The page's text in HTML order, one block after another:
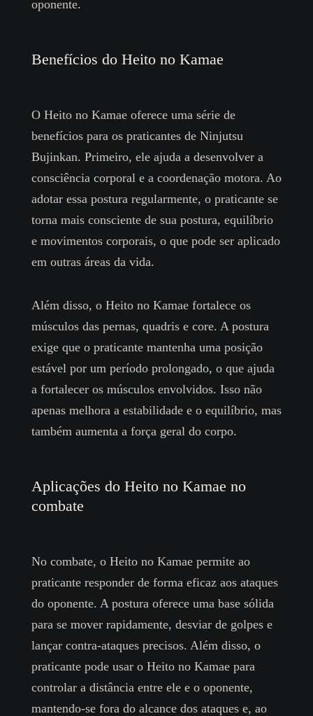
oponente.
Benefícios do Heito no Kamae
O Heito no Kamae oferece uma série de
benefícios para os praticantes de Ninjutsu
Bujinkan. Primeiro, ele ajuda a desenvolver a
consciência corporal e a coordenação motora. Ao
adotar essa postura regularmente, o praticante se
torna mais consciente de sua postura, equilíbrio
e movimentos corporais, o que pode ser aplicado
em outras áreas da vida.
Além disso, o Heito no Kamae fortalece os
músculos das pernas, quadris e core. A postura
exige que o praticante mantenha uma posição
estável por um período prolongado, o que ajuda
a fortalecer os músculos envolvidos. Isso não
apenas melhora a estabilidade e o equilíbrio, mas
também aumenta a força geral do corpo.
Aplicações do Heito no Kamae no
combate
No combate, o Heito no Kamae permite ao
praticante responder de forma eficaz aos ataques
do oponente. A postura oferece uma base sólida
para se mover rapidamente, desviar de golpes e
lançar contra-ataques precisos. Além disso, o
praticante pode usar o Heito no Kamae para
controlar a distância entre ele e o oponente,
mantendo-se fora do alcance dos ataques e, ao